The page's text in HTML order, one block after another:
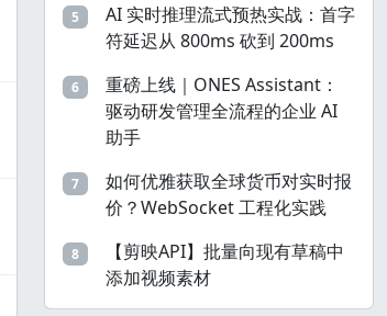
5
AI 实时推理流式预热实战：首字
符延迟从 800ms 砍到 200ms
6
重磅上线｜ONES Assistant：
驱动研发管理全流程的企业 AI
助手
7
如何优雅获取全球货币对实时报
价？WebSocket 工程化实践
8
【剪映API】批量向现有草稿中
添加视频素材